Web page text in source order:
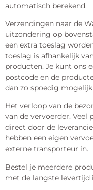
automatisch berekend.
Verzendingen naar de
uitzondering op
een extra toeslag
toeslag is afhankelijk
producten. Je kunt ons
postcode en de
dan zo spoedig
Het verloop van de
van de vervoerder. Veel
direct door de
hebben een eigen
externe transporteur in.
Bestel je meerdere
met de langste levertijd